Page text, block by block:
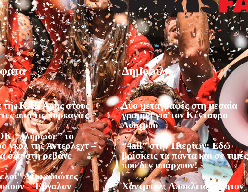
ΚΑΕ Άρης στους
από τις πυρκαγιές
“πλήρωσε” το
γκολ της Άντερλεχτ –
όλα στη ρεβάνς
Λευκαδιώτες
– Έβγαλαν
Δημοφιλή
Δύο μεταγραφές στη μεσαία
γραμμή για τον Κένταυρο
Λουτρού
“4all” στην Πιερίων: Εδώ
βρίσκεις τα πάντα και σε τιμές
που δεν υπάρχουν!
Χάντμπολ: Αποκλεισμός στον